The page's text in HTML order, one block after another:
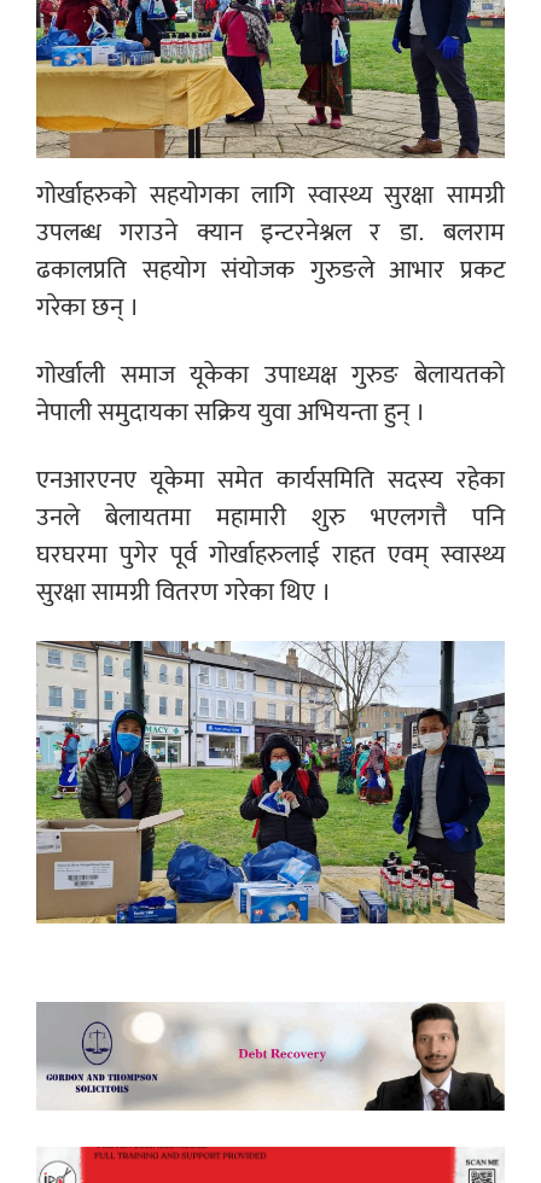
गोर्खाहरुको सहयोगका लागि स्वास्थ्य सुरक्षा सामग्री
उपलब्ध गराउने क्यान इन्टरनेश्नल र डा. बलराम
ढकालप्रति सहयोग संयोजक गुरुङले आभार प्रकट
गरेका छन् ।
गोर्खाली समाज यूकेका उपाध्यक्ष गुरुङ बेलायतको
नेपाली समुदायका सक्रिय युवा अभियन्ता हुन् ।
एनआरएनए यूकेमा समेत कार्यसमिति सदस्य रहेका
उनले बेलायतमा महामारी शुरु भएलगत्तै पनि
घरघरमा पुगेर पूर्व गोर्खाहरुलाई राहत एवम् स्वास्थ्य
सुरक्षा सामग्री वितरण गरेका थिए ।